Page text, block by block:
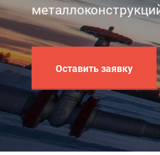
Оставить заявку